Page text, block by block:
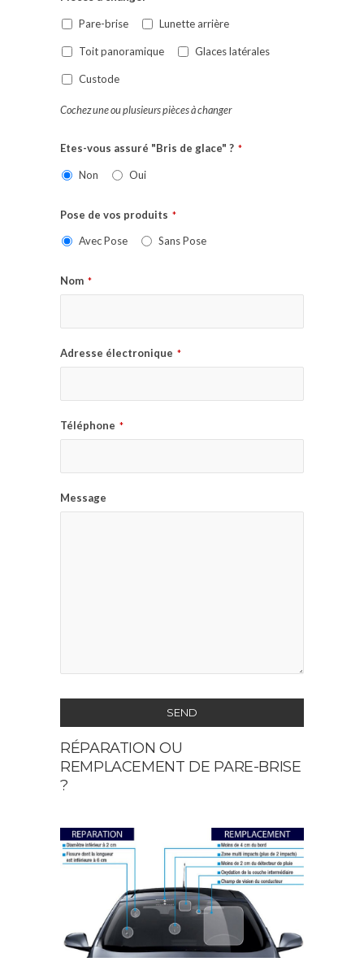
Pare-brise Lunette arrière
Toit panoramique Glaces latérales
Custode
Cochez une ou plusieurs pièces à changer
Etes-vous assuré "Bris de glace" ? *
Non Oui
Pose de vos produits *
Avec Pose Sans Pose
Nom *
Adresse électronique *
Téléphone *
Message
SEND
This
field
should
left
blank
RÉPARATION OU
REMPLACEMENT DE PARE-BRISE
?